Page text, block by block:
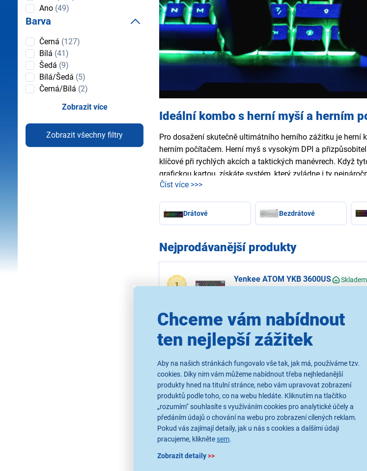
Chceme vám nabídnout
ten nejlepší zážitek
Aby na našich stránkách fungovalo vše tak, jak má, používáme tzv.
cookies. Díky nim vám můžeme nabídnout třeba nejhledanější
produkty hned na titulní stránce, nebo vám upravovat zobrazení
produktů podle toho, co na webu hledáte. Kliknutím na tlačítko
„rozumím“ souhlasíte s využíváním cookies pro analytické účely a
předáním údajů o chování na webu pro zobrazení cílených reklam.
Pokud vás zajímají detaily, jak u nás s cookies a dalšími údaji
pracujeme, klikněte sem.
Zobrazit detaily>>
Ideální kombo s herní myší a herním
Pro dosažení skutečně ultimátního herního zážitku je
herním počítačem. Herní myš s vysokým DPI a
klíčové při rychlých akcích a taktických manévrech. Když
grafickou kartou, získáte systém, který zvládne i ty
váš herní potenciál a udržet vás na vrcholu vaší herní
Číst více >>>
Drátové Bezdrátové
Nejprodávanější produkty
1
Yenkee ATOM YKB 3600US
Herní klávesnice ATOM, ultra kompaktní
USB-C kabel, kompaktní RGB klávesnice
2
Yenkee YKB 3510 APEX
Skladem
Herní mechanická klávesnice s
otočným kolečkem na hlasitost, spínače
3
Yenkee YKB WT300 DESTROYER
Mechanická herní klávesnice DESTROYER,
Plně nastavitelné RGB podsvícení,
klávesnice
Ano (49)
Barva
BarvaČerná (127)
Bílá (41)
Šedá (9)
Bílá/Šedá (5)
Černá/Bílá (2)
Zobrazit více
Zobrazit všechny filtry
198 produktů
Nejprodávanější